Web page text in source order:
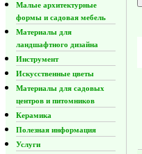
Малые архитектурные
формы и садовая мебель
Материалы для
ландшафтного дизайна
Инструмент
Искусственные цветы
Материалы для садовых
центров и питомников
Керамика
Полезная информация
Услуги